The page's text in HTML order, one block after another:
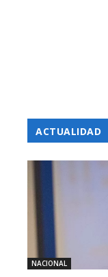
ACTUALIDAD
NACIONAL